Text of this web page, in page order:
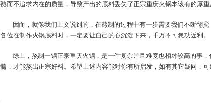
熟而不追求内在的质量，导致产出的底料丢失了正宗重庆火锅本该有的厚重
因而，就像我们上文说到的，在熬制的过程中有一步需要我们不断翻
各位在制作火锅底料时，一定要让自己的心沉淀下来，千万不可急功近利。
综上，熬制一锅正宗重庆火锅，是一件复杂并且难度也相对较高的事
髓，才能熬出正宗好料。希望上述内容能对你有所启发，如有其它疑问，可